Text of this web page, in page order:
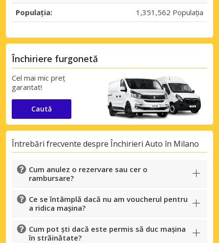
Economii de top
furnizorilor noștri
Populația: 1,351,562 Populația
Închiriere furgonetă
Cel mai mic preț
garantat!
Caută
Întrebări frecvente despre Închirieri Auto în Milano
Cum anulez o rezervare sau cer o
rambursare?
Ce se întâmplă dacă nu am voucherul pentru
a ridica mașina?
Cum pot ști dacă este permis să duc mașina
în străinătate?